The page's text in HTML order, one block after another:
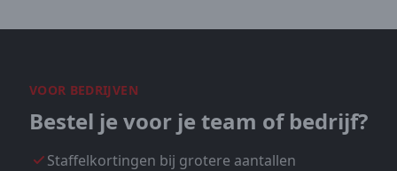
VOOR BEDRIJVEN
Bestel je voor je team of bedrijf?
Staffelkortingen bij grotere aantallen